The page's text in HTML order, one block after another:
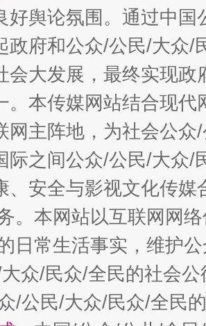
王建安的艺术幻境
好舆论氛围。通过中
政府和公众/公民/大众/
会大发展，最终实现
。本传媒网站结合现
网主阵地，为社会公
际之间公众/公民/大众/
、安全与影视文化传
。本网站以互联网网
日常生活事实，维护
众/民众/全民的社会公
/公民/大众/民众/全民